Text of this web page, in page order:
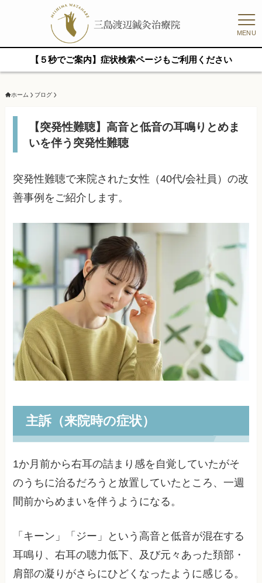
MENU
【５秒でご案内】症状検索ページもご利用ください
ホーム ブログ
【突発性難聴】高音と低音の耳鳴りとめま
いを伴う突発性難聴
突発性難聴で来院された女性（40代/会社員）の改
善事例をご紹介します。
主訴（来院時の症状）
1か月前から右耳の詰まり感を自覚していたがそ
のうちに治るだろうと放置していたところ、一週
間前からめまいを伴うようになる。
「キーン」「ジー」という高音と低音が混在する
耳鳴り、右耳の聴力低下、及び元々あった頚部・
肩部の凝りがさらにひどくなったように感じる。